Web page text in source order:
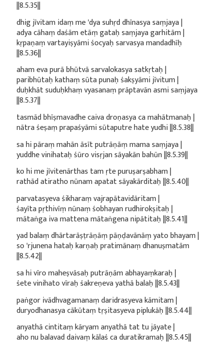
||8.5.35||
dhig jīvitam idaṃ me 'dya suhṛd dhīnasya saṃjaya |
adya cāhaṃ daśām etāṃ gataḥ saṃjaya garhitām |
kṛpaṇaṃ vartayiṣyāmi śocyaḥ sarvasya mandadhīḥ
||8.5.36||
aham eva purā bhūtvā sarvalokasya satkṛtaḥ |
paribhūtaḥ kathaṃ sūta punaḥ śakṣyāmi jīvitum |
duḥkhāt suduḥkhaṃ vyasanaṃ prāptavān asmi saṃjaya
||8.5.37||
tasmād bhīṣmavadhe caiva droṇasya ca mahātmanaḥ |
nātra śeṣaṃ prapaśyāmi sūtaputre hate yudhi ||8.5.38||
sa hi pāraṃ mahān āsīt putrāṇāṃ mama saṃjaya |
yuddhe vinihataḥ śūro visṛjan sāyakān bahūn ||8.5.39||
ko hi me jīvitenārthas tam ṛte puruṣarṣabham |
rathād atiratho nūnam apatat sāyakārditaḥ ||8.5.40||
parvatasyeva śikharaṃ vajrapātavidāritam |
śayīta pṛthivīṃ nūnaṃ śobhayan rudhirokṣitaḥ |
mātaṅga iva mattena mātaṅgena nipātitaḥ ||8.5.41||
yad balaṃ dhārtarāṣṭrāṇāṃ pāṇḍavānāṃ yato bhayam |
so 'rjunena hataḥ karṇaḥ pratimānaṃ dhanuṣmatām
||8.5.42||
sa hi vīro maheṣvāsaḥ putrāṇām abhayaṃkaraḥ |
śete vinihato vīraḥ śakreṇeva yathā balaḥ ||8.5.43||
paṅgor ivādhvagamanaṃ daridrasyeva kāmitam |
duryodhanasya cākūtaṃ tṛṣitasyeva piplukāḥ ||8.5.44||
anyathā cintitaṃ kāryam anyathā tat tu jāyate |
aho nu balavad daivaṃ kālaś ca duratikramaḥ ||8.5.45||